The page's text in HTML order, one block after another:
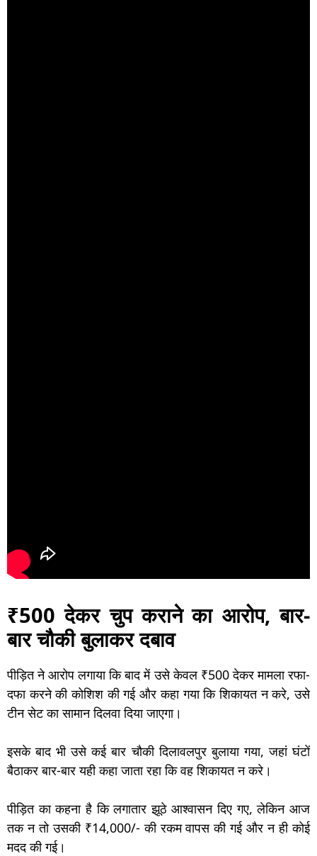
₹500 देकर चुप कराने का आरोप, बार-
बार चौकी बुलाकर दबाव
पीड़ित ने आरोप लगाया कि बाद में उसे केवल ₹500 देकर मामला रफा-
दफा करने की कोशिश की गई और कहा गया कि शिकायत न करे, उसे
टीन सेट का सामान दिलवा दिया जाएगा।
इसके बाद भी उसे कई बार चौकी दिलावलपुर बुलाया गया, जहां घंटों
बैठाकर बार-बार यही कहा जाता रहा कि वह शिकायत न करे।
पीड़ित का कहना है कि लगातार झूठे आश्वासन दिए गए, लेकिन आज
तक न तो उसकी ₹14,000/- की रकम वापस की गई और न ही कोई
मदद की गई।